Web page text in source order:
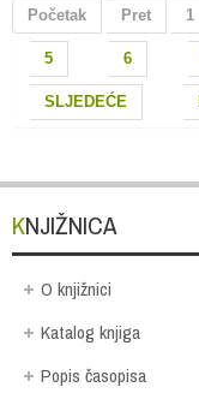
Početak Pret 1
5 6
SLJEDEĆE
KNJIŽNICA
O knjižnici
Katalog knjiga
Popis časopisa